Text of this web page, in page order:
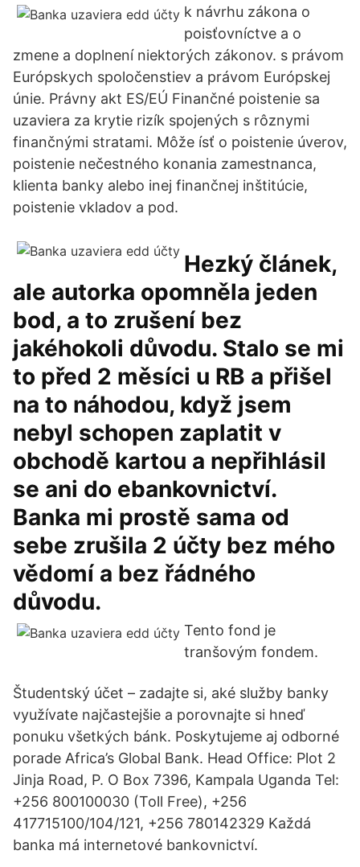
k návrhu zákona o
poisťovníctve a o
zmene a doplnení niektorých zákonov. s právom
Európskych spoločenstiev a právom Európskej
únie. Právny akt ES/EÚ Finančné poistenie sa
uzaviera za krytie rizík spojených s rôznymi
finančnými stratami. Môže ísť o poistenie úverov,
poistenie nečestného konania zamestnanca,
klienta banky alebo inej finančnej inštitúcie,
poistenie vkladov a pod.
Hezký článek,
ale autorka opomněla jeden
bod, a to zrušení bez
jakéhokoli důvodu. Stalo se mi
to před 2 měsíci u RB a přišel
na to náhodou, když jsem
nebyl schopen zaplatit v
obchodě kartou a nepřihlásil
se ani do ebankovnictví.
Banka mi prostě sama od
sebe zrušila 2 účty bez mého
vědomí a bez řádného
důvodu.
Tento fond je
tranšovým fondem.
Študentský účet – zadajte si, aké služby banky
využívate najčastejšie a porovnajte si hneď
ponuku všetkých bánk. Poskytujeme aj odborné
porade Africa’s Global Bank. Head Office: Plot 2
Jinja Road, P. O Box 7396, Kampala Uganda Tel:
+256 800100030 (Toll Free), +256
417715100/104/121, +256 780142329 Každá
banka má internetové bankovnictví.